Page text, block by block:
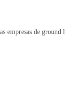
empresas de